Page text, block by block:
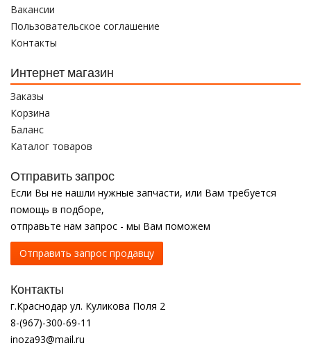
Вакансии
Пользовательское соглашение
Контакты
Интернет магазин
Заказы
Корзина
Баланс
Каталог товаров
Отправить запрос
Если Вы не нашли нужные запчасти, или Вам требуется
помощь в подборе,
отправьте нам запрос - мы Вам поможем
Отправить запрос продавцу
Контакты
г.Краснодар ул. Куликова Поля 2
8-(967)-300-69-11
inoza93@mail.ru